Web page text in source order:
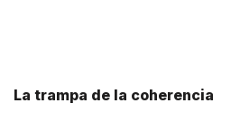
La trampa de la coherencia